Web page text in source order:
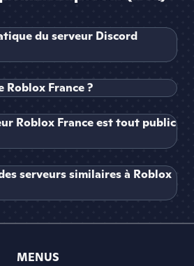
du serveur Discord
Roblox France ?
Roblox France est tout public
serveurs similaires à Roblox
MENUS